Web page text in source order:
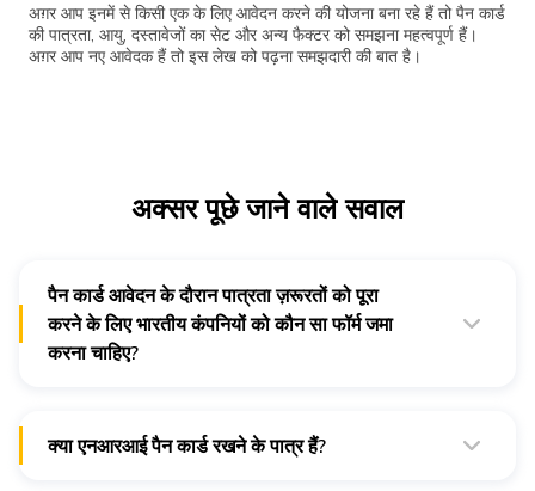
अग़र आप इनमें से किसी एक के लिए आवेदन करने की योजना बना रहे हैं तो पैन कार्ड
की पात्रता, आयु, दस्तावेजों का सेट और अन्य फैक्टर को समझना महत्वपूर्ण हैं।
अग़र आप नए आवेदक हैं तो इस लेख को पढ़ना समझदारी की बात है।
अक्सर पूछे जाने वाले सवाल
पैन कार्ड आवेदन के दौरान पात्रता ज़रूरतों को पूरा
करने के लिए भारतीय कंपनियों को कौन सा फॉर्म जमा
करना चाहिए?
क्या एनआरआई पैन कार्ड रखने के पात्र हैं?